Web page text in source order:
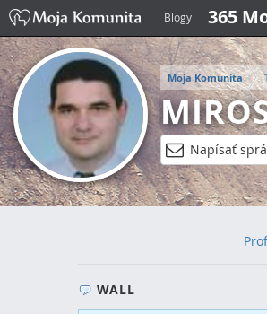
Blogy 365
Moja Komunita
Napísať
WALL